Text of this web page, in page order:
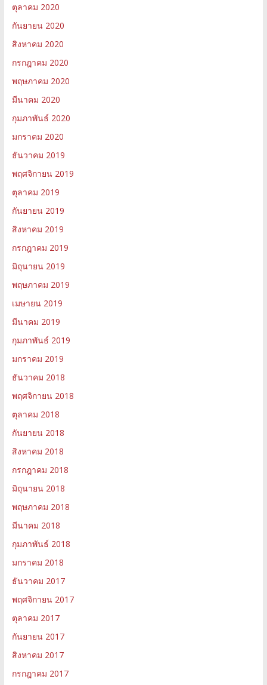
ตุลาคม 2020
กันยายน 2020
สิงหาคม 2020
กรกฎาคม 2020
พฤษภาคม 2020
มีนาคม 2020
กุมภาพันธ์ 2020
มกราคม 2020
ธันวาคม 2019
พฤศจิกายน 2019
ตุลาคม 2019
กันยายน 2019
สิงหาคม 2019
กรกฎาคม 2019
มิถุนายน 2019
พฤษภาคม 2019
เมษายน 2019
มีนาคม 2019
กุมภาพันธ์ 2019
มกราคม 2019
ธันวาคม 2018
พฤศจิกายน 2018
ตุลาคม 2018
กันยายน 2018
สิงหาคม 2018
กรกฎาคม 2018
มิถุนายน 2018
พฤษภาคม 2018
มีนาคม 2018
กุมภาพันธ์ 2018
มกราคม 2018
ธันวาคม 2017
พฤศจิกายน 2017
ตุลาคม 2017
กันยายน 2017
สิงหาคม 2017
กรกฎาคม 2017